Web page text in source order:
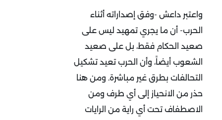
واعتبر داعش -وفق إصداراته أثناء
الحرب- أن ما يجري تمهيد ليس على
صعيد الحكام فقط، بل على صعيد
الشعوب أيضاً، وأن الحرب تعيد تشكيل
التحالفات بطرق غير مباشرة. ومن هنا
حذر من الانحياز إلى أي طرف ومن
الاصطفاف تحت أي راية من الرايات